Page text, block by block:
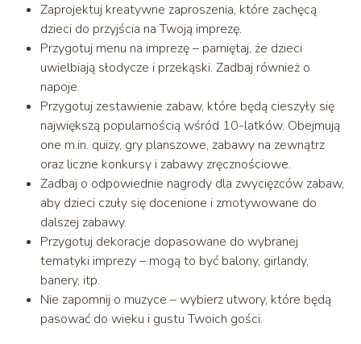
Zaprojektuj kreatywne zaproszenia, które zachęcą
dzieci do przyjścia na Twoją imprezę.
Przygotuj menu na imprezę – pamiętaj, że dzieci
uwielbiają słodycze i przekąski. Zadbaj również o
napoje.
Przygotuj zestawienie zabaw, które będą cieszyły się
największą popularnością wśród 10-latków. Obejmują
one m.in. quizy, gry planszowe, zabawy na zewnątrz
oraz liczne konkursy i zabawy zręcznościowe.
Zadbaj o odpowiednie nagrody dla zwycięzców zabaw,
aby dzieci czuły się docenione i zmotywowane do
dalszej zabawy.
Przygotuj dekoracje dopasowane do wybranej
tematyki imprezy – mogą to być balony, girlandy,
banery, itp.
Nie zapomnij o muzyce – wybierz utwory, które będą
pasować do wieku i gustu Twoich gości.